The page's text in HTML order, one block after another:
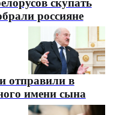
скупать
россияне
отправили в
имени сына